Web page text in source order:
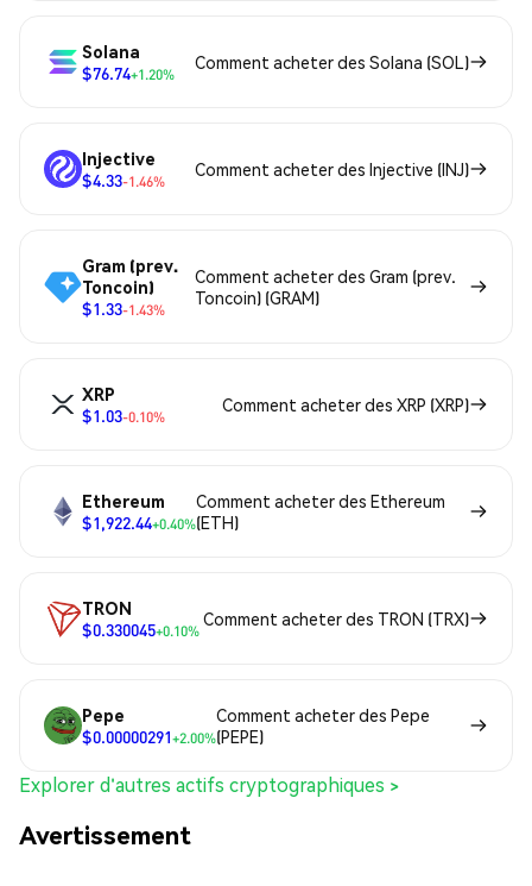
Solana
$76.74+1.20%
Comment acheter des Solana (SOL)
Injective
$4.33-1.46%
Comment acheter des Injective (INJ)
Gram (prev.
Toncoin)
$1.33-1.43%
Comment acheter des Gram (prev.
Toncoin) (GRAM)
XRP
$1.03-0.10%
Comment acheter des XRP (XRP)
Ethereum
$1,922.44+0.40%
Comment acheter des Ethereum
(ETH)
TRON
$0.330045+0.10%
Comment acheter des TRON (TRX)
Pepe
$0.00000291+2.00%
Comment acheter des Pepe
(PEPE)
Explorer d'autres actifs cryptographiques >
Avertissement